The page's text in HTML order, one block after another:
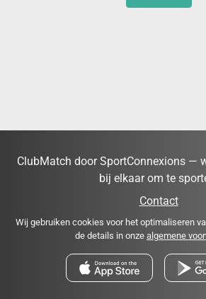
ClubMatch door SportConnexions —
bij elkaar om te
Contact
Wij gebruiken cookies voor het optimaliseren
de details in onze algemene